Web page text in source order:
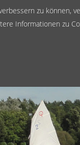
zu können,
Informationen zu